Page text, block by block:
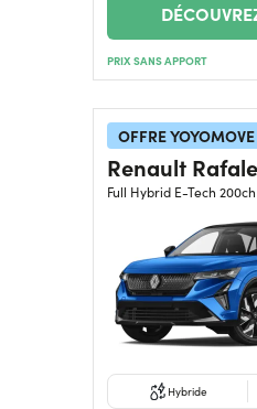
PRIX SANS APPORT
OFFRE YOYOMOVE
Renault Rafale
Full Hybrid E-Tech
Hybride